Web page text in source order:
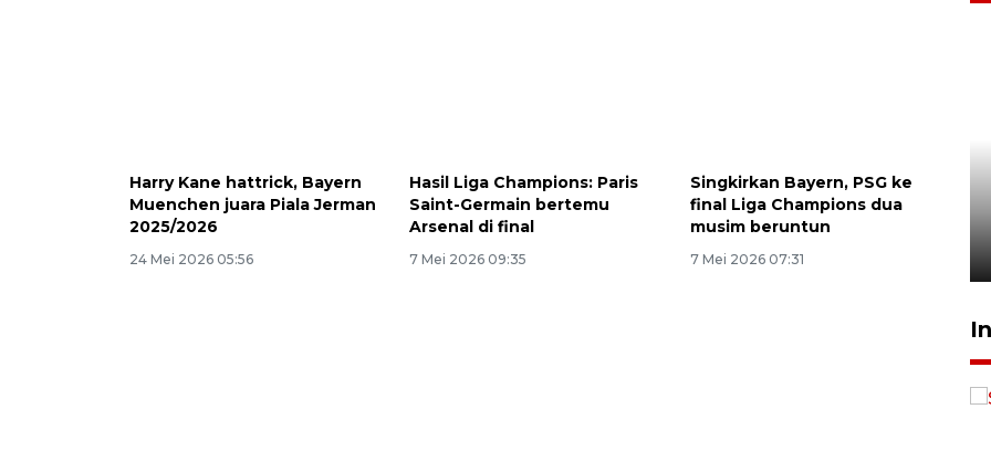
Harry Kane hattrick, Bayern
Muenchen juara Piala Jerman
2025/2026
24 Mei 2026 05:56
Hasil Liga Champions: Paris
Saint-Germain bertemu
Arsenal di final
7 Mei 2026 09:35
Singkirkan Bayern, PSG ke
final Liga Champions dua
musim beruntun
7 Mei 2026 07:31
Yayasan sekolah bantah
keterlibatan guru dalam
penyimpanan senjata
8 Agustus 2026 02:48